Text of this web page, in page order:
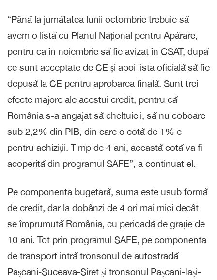
“Până la jumătatea lunii octombrie trebuie să
avem o listă cu Planul Național pentru Apărare,
pentru ca în noiembrie să fie avizat în CSAT, după
ce sunt acceptate de CE și apoi lista oficială să fie
depusă la CE pentru aprobarea finală. Sunt trei
efecte majore ale acestui credit, pentru că
România s-a angajat să cheltuieli, să nu coboare
sub 2,2% din PIB, din care o cotă de 1% e
pentru achiziții. Timp de 4 ani, această cotă va fi
acoperită din programul SAFE”, a continuat el.
Pe componenta bugetară, suma este usub formă
de credit, dar la dobânzi de 4 ori mai mici decât
se împrumută România, cu perioadă de grație de
10 ani. Tot prin programul SAFE, pe componenta
de transport intră tronsonul de autostradă
Pașcani-Suceava-Siret și tronsonul Pașcani-Iași-